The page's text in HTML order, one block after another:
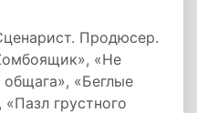
Продюсер.
«Не
«Беглые
грустного